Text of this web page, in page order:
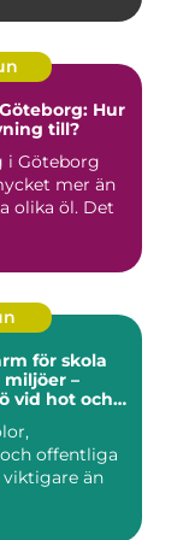
Hur
till?
i Göteborg
mer än
olika öl. Det
för skola
–
vid hot och
offentliga
än